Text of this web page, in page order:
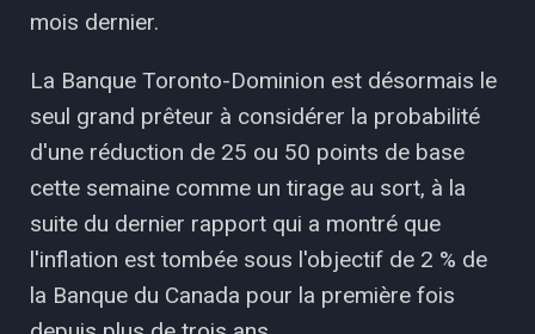
mois dernier.
La Banque Toronto-Dominion est désormais le
seul grand prêteur à considérer la probabilité
d'une réduction de 25 ou 50 points de base
cette semaine comme un tirage au sort, à la
suite du dernier rapport qui a montré que
l'inflation est tombée sous l'objectif de 2 % de
la Banque du Canada pour la première fois